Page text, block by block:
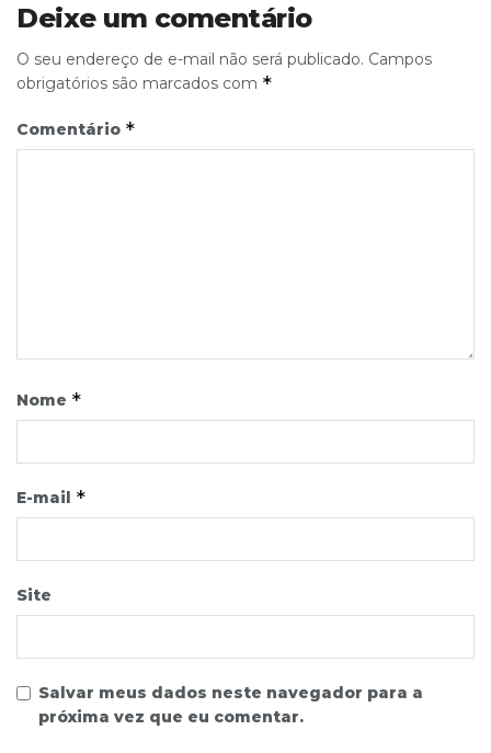
Deixe um comentário
O seu endereço de e-mail não será publicado. Campos
obrigatórios são marcados com *
Comentário *
Nome *
E-mail *
Site
Salvar meus dados neste navegador para a
próxima vez que eu comentar.